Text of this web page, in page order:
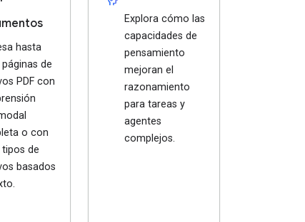
hasta
páginas de
PDF con
o con
de
basados
Explora cómo las
capacidades de
pensamiento
mejoran el
razonamiento
para tareas y
agentes
complejos.